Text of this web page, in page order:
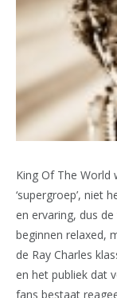
King Of The World
‘supergroep’, niet
en ervaring, dus
beginnen relaxed,
de Ray Charles
en het publiek dat
fans bestaat